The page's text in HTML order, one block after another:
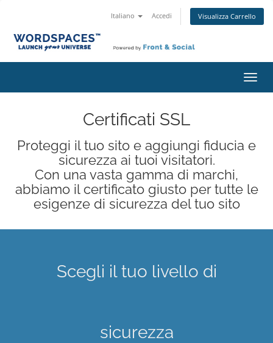
Italiano Accedi Visualizza Carrello
Attiva
Certificati SSL
Proteggi il tuo sito e aggiungi fiducia e
sicurezza ai tuoi visitatori.
Con una vasta gamma di marchi,
abbiamo il certificato giusto per tutte le
esigenze di sicurezza del tuo sito
Scegli il tuo livello di
sicurezza